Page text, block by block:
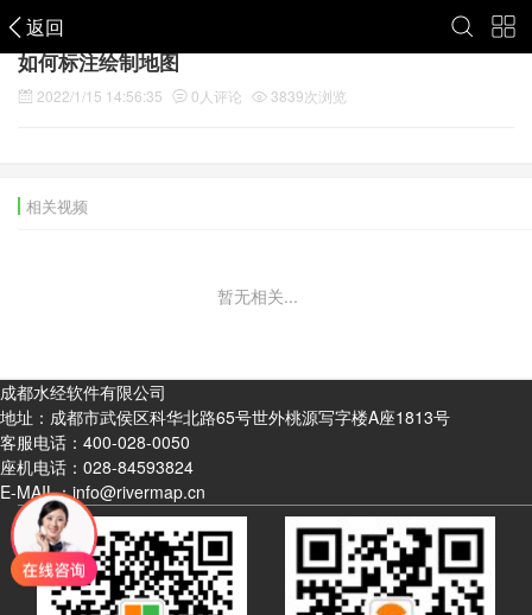
返回
如何标注绘制地图
2022/1/15 14:56:35 0 人评论 3839次浏览
相关视频
暂无相关...
成都水经软件有限公司
地址：成都市武侯区科华北路65号世外桃源写字楼A座1813号
客服电话： 400-028-0050
座机电话： 028-84593824
E-MAIL：info@rivermap.cn